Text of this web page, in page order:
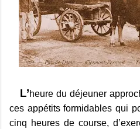
L’heure du déjeuner
ces appétits formidables qui
cinq heures de course,